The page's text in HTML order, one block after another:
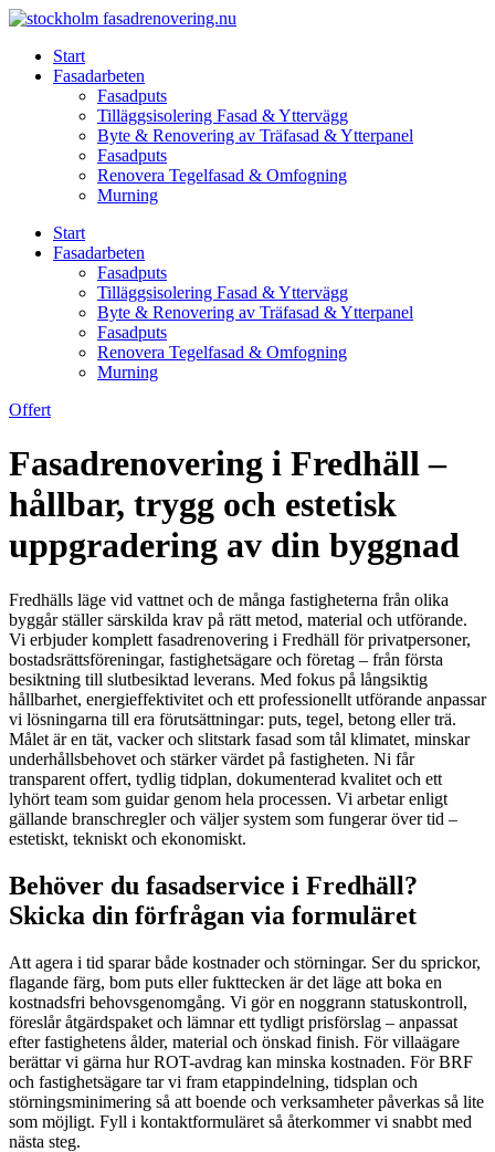
Skip
contentStart
Fasadarbeten
Fasadputs
Tilläggsisolering Fasad & Yttervägg
Byte & Renovering av Träfasad & Ytterpanel
Fasadputs
Renovera Tegelfasad & Omfogning
Murning
Start
Fasadarbeten
Fasadputs
Tilläggsisolering Fasad & Yttervägg
Byte & Renovering av Träfasad & Ytterpanel
Fasadputs
Renovera Tegelfasad & Omfogning
Murning
Offert
Fasadrenovering i Fredhäll –
hållbar, trygg och estetisk
uppgradering av din byggnad
Fredhälls läge vid vattnet och de många fastigheterna från olika
byggår ställer särskilda krav på rätt metod, material och utförande.
Vi erbjuder komplett fasadrenovering i Fredhäll för privatpersoner,
bostadsrättsföreningar, fastighetsägare och företag – från första
besiktning till slutbesiktad leverans. Med fokus på långsiktig
hållbarhet, energieffektivitet och ett professionellt utförande anpassar
vi lösningarna till era förutsättningar: puts, tegel, betong eller trä.
Målet är en tät, vacker och slitstark fasad som tål klimatet, minskar
underhållsbehovet och stärker värdet på fastigheten. Ni får
transparent offert, tydlig tidplan, dokumenterad kvalitet och ett
lyhört team som guidar genom hela processen. Vi arbetar enligt
gällande branschregler och väljer system som fungerar över tid –
estetiskt, tekniskt och ekonomiskt.
Behöver du fasadservice i Fredhäll?
Skicka din förfrågan via formuläret
Att agera i tid sparar både kostnader och störningar. Ser du sprickor,
flagande färg, bom puts eller fukttecken är det läge att boka en
kostnadsfri behovsgenomgång. Vi gör en noggrann statuskontroll,
föreslår åtgärdspaket och lämnar ett tydligt prisförslag – anpassat
efter fastighetens ålder, material och önskad finish. För villaägare
berättar vi gärna hur ROT-avdrag kan minska kostnaden. För BRF
och fastighetsägare tar vi fram etappindelning, tidsplan och
störningsminimering så att boende och verksamheter påverkas så lite
som möjligt. Fyll i kontaktformuläret så återkommer vi snabbt med
nästa steg.